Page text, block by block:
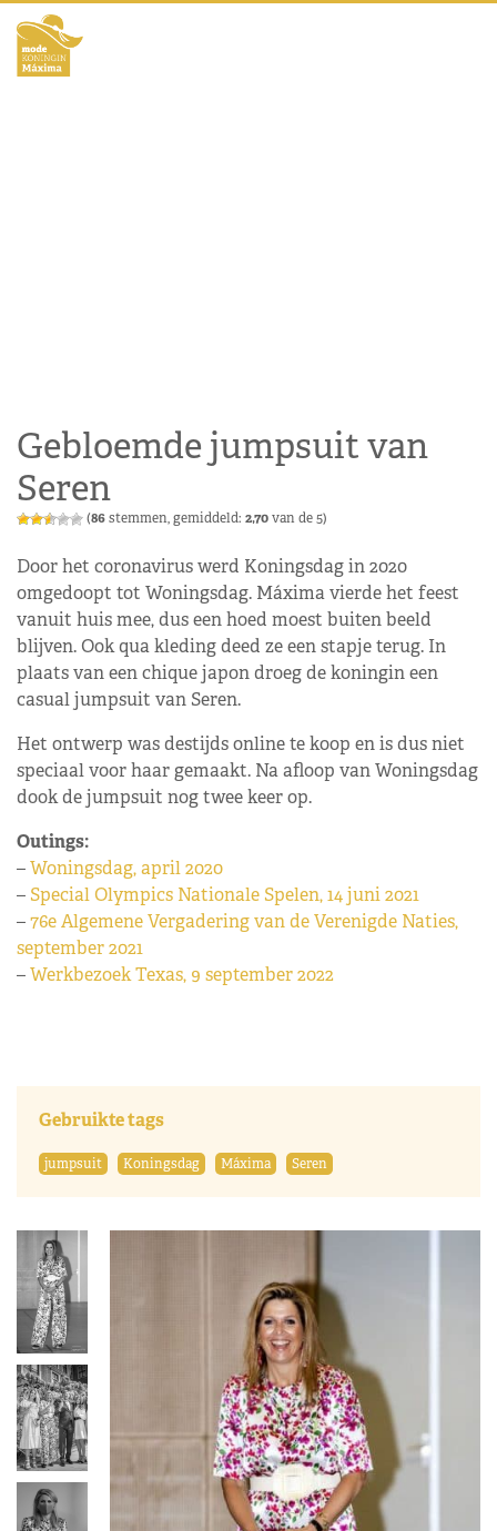
Gebloemde jumpsuit van
Seren
(86stemmen, gemiddeld: 2,70van de 5)
Door het coronavirus werd Koningsdag in 2020
omgedoopt tot Woningsdag. Máxima vierde het feest
vanuit huis mee, dus een hoed moest buiten beeld
blijven. Ook qua kleding deed ze een stapje terug. In
plaats van een chique japon droeg de koningin een
casual jumpsuit van Seren.
Het ontwerp was destijds online te koop en is dus niet
speciaal voor haar gemaakt. Na afloop van Woningsdag
dook de jumpsuit nog twee keer op.
Outings:
–Woningsdag, april 2020
– Special Olympics Nationale Spelen, 14 juni 2021
–76e Algemene Vergadering van de Verenigde Naties,
september 2021
–Werkbezoek Texas, 9 september 2022
Gebruikte tags
jumpsuit Koningsdag Máxima Seren